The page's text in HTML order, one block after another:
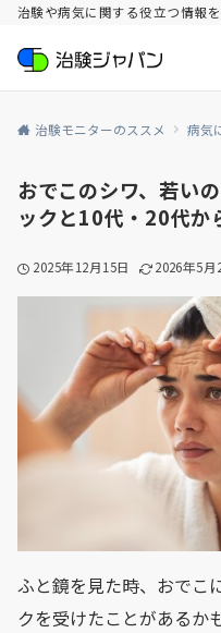
治験や病気に関する役立つ情報
治験モニターのススメ 病気
おでこのシワ、若い
ックと10代・20代か
2025年12月15日 2026年5月
ふと鏡を見た時、おでこ
クを受けたことがあるか